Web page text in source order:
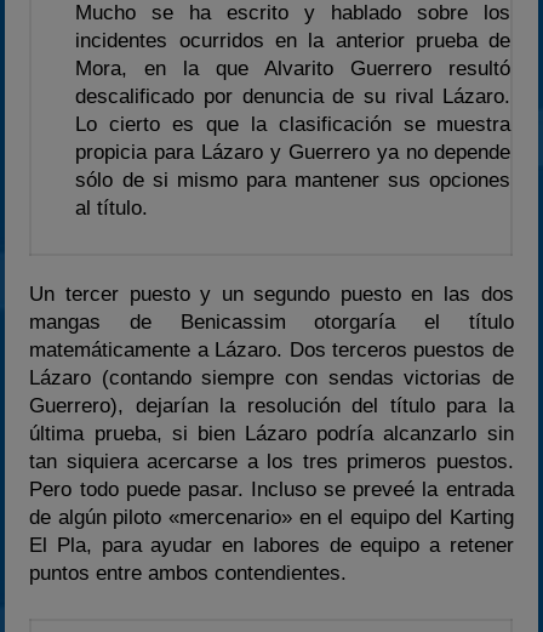
Mucho se ha escrito y hablado sobre los
incidentes ocurridos en la anterior prueba de
Mora, en la que Alvarito Guerrero resultó
descalificado por denuncia de su rival Lázaro.
Lo cierto es que la clasificación se muestra
propicia para Lázaro y Guerrero ya no depende
sólo de si mismo para mantener sus opciones
al título.
Un tercer puesto y un segundo puesto en las dos
mangas de Benicassim otorgaría el título
matemáticamente a Lázaro. Dos terceros puestos de
Lázaro (contando siempre con sendas victorias de
Guerrero), dejarían la resolución del título para la
última prueba, si bien Lázaro podría alcanzarlo sin
tan siquiera acercarse a los tres primeros puestos.
Pero todo puede pasar. Incluso se preveé la entrada
de algún piloto «mercenario» en el equipo del Karting
El Pla, para ayudar en labores de equipo a retener
puntos entre ambos contendientes.